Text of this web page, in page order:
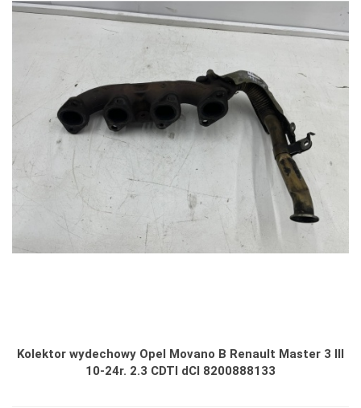
Kolektor wydechowy Opel Movano B Renault Master 3 III
10-24r. 2.3 CDTI dCI 8200888133